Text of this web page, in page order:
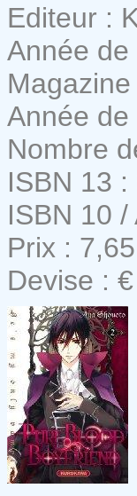
Editeur :
Année
Année
Nombre
ISBN 13
ISBN 10
Prix : 7,65
Devise : €